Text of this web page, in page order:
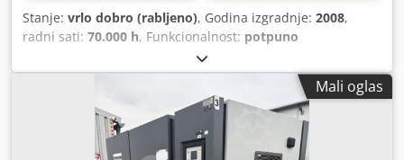
Stanje: vrlo dobro (rabljeno), Godina izgradnje: 2008,
radni sati: 70.000 h, Funkcionalnost: potpuno
, broj mašine/vozila:
dužina:976 mm, ukupna širina:595 mm, ukupna visina:
, kapacitet rezervoara za gorivo: 500 l , radni
10 šipka , pritisak (min.):13 šipka, razina buke:
, tip hlađenja:zrak , Oprema:
dokumentacija /
priručnik, rashladni sušač ,
Mali oglas